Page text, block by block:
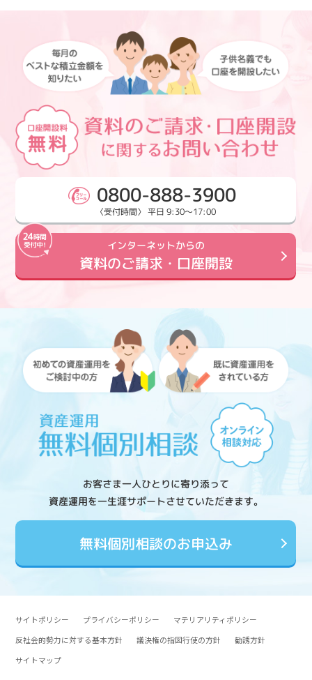
0800-888-3900
〈受付時間〉 平日 9:30～17:00
インターネットからの
資料のご請求・口座開設
お客さま一人ひとりに寄り添って
資産運用を一生涯サポートさせていただきます。
無料個別相談のお申込み
サイトポリシー プライバシーポリシー
マテリアリティポリシー
反社会的勢力に対する基本方針
議決権の指図行使の方針
勧誘方針
サイトマップ